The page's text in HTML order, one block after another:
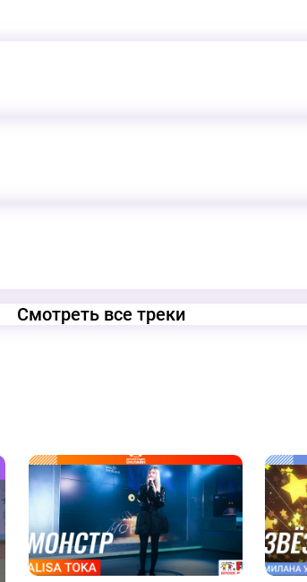
Смотреть все треки